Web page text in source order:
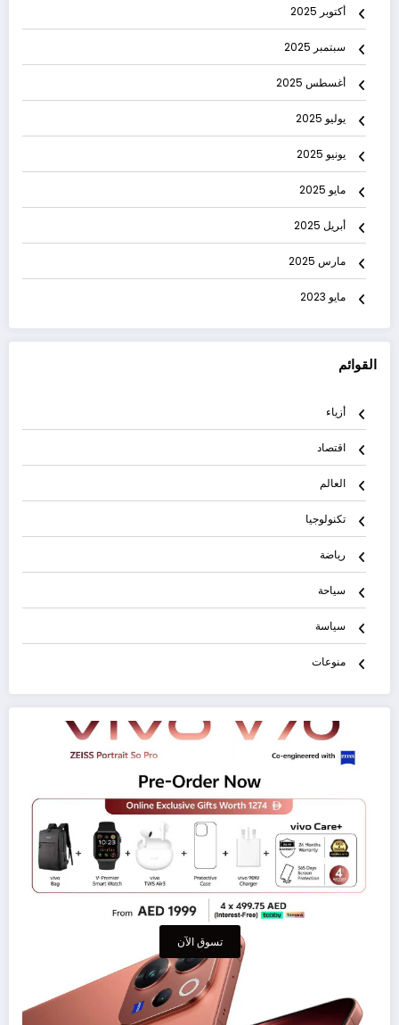
أكتوبر 2025
سبتمبر 2025
أغسطس 2025
يوليو 2025
يونيو 2025
مايو 2025
أبريل 2025
مارس 2025
مايو 2023
القوائم
أزياء
اقتصاد
العالم
تكنولوجيا
رياضة
سياحة
سياسة
منوعات
تسوق الآن